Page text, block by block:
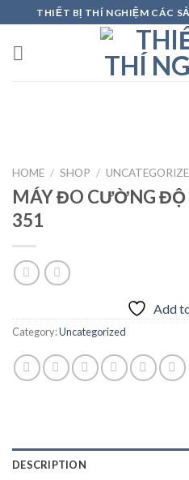
to
content
THIẾT BỊ THÍ NGHIỆM CÁC
HOME / SHOP /
MÁY ĐO CƯỜNG
351
Add
Category:Uncategorized
DESCRIPTION